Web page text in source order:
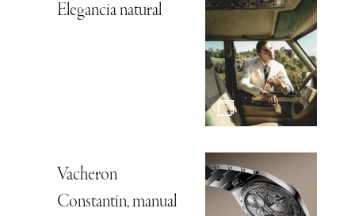
Elegancia natural
Vacheron
Constantin, manual